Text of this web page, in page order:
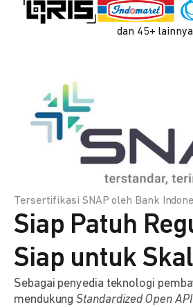
dan 45+ lainnya
Tersertifikasi SNAP oleh Bank
Siap Patuh
Siap untuk
Sebagai penyedia teknologi
mendukungStandardized Open